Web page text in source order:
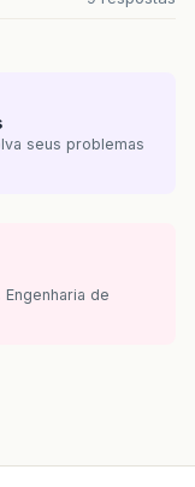
seus problemas
de